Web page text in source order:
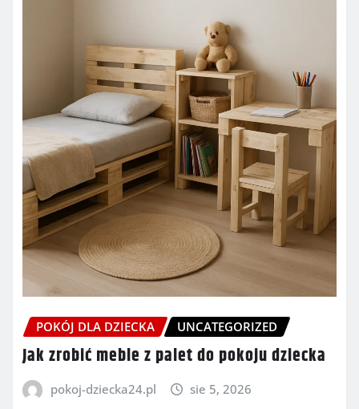
POKÓJ DLA DZIECKA UNCATEGORIZED
Jak zrobić meble z palet do pokoju dziecka
pokoj-dziecka24.pl sie 5, 2026